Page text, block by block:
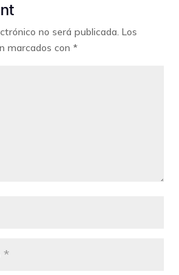
no será publicada. Los
marcados con*